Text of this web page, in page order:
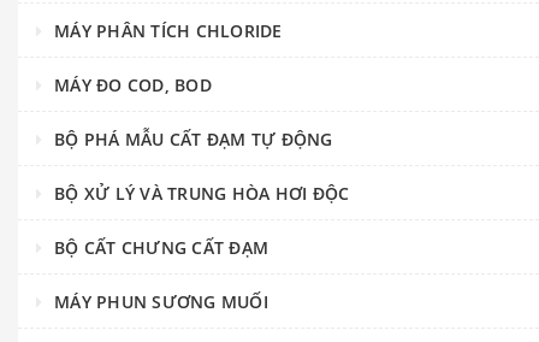
MÁY PHÂN TÍCH CHLORIDE
MÁY ĐO COD, BOD
BỘ PHÁ MẪU CẤT ĐẠM TỰ ĐỘNG
BỘ XỬ LÝ VÀ TRUNG HÒA HƠI ĐỘC
BỘ CẤT CHƯNG CẤT ĐẠM
MÁY PHUN SƯƠNG MUỐI